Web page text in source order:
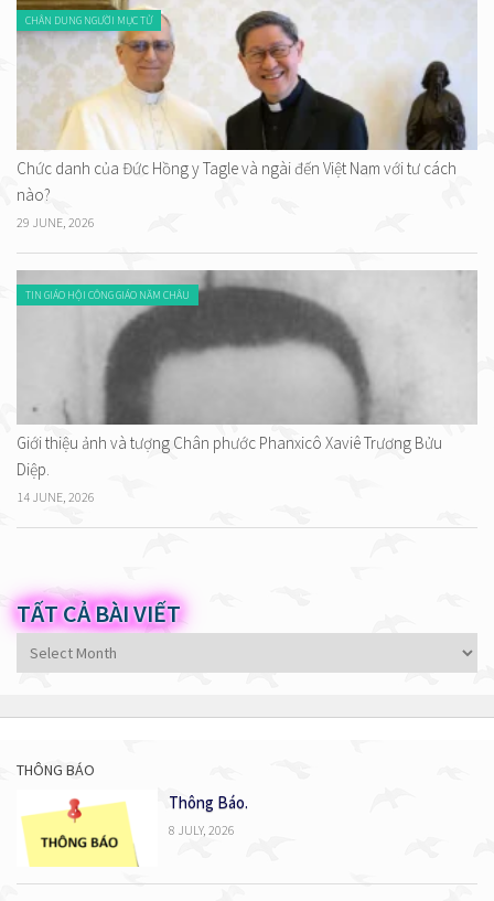
CHÂN DUNG NGƯỜI MỤC TỬ
Chức danh của Đức Hồng y Tagle và ngài đến Việt Nam với tư cách
nào?
29 JUNE, 2026
TIN GIÁO HỘI CÔNG GIÁO NĂM CHÂU
Giới thiệu ảnh và tượng Chân phước Phanxicô Xaviê Trương Bửu
Diệp.
14 JUNE, 2026
TẤT CẢ BÀI VIẾT
Tất
cả
viết
THÔNG BÁO
Thông Báo.
8 JULY, 2026